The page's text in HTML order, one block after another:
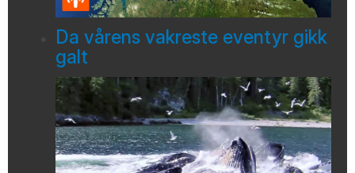
Da vårens vakreste eventyr gikk
galt